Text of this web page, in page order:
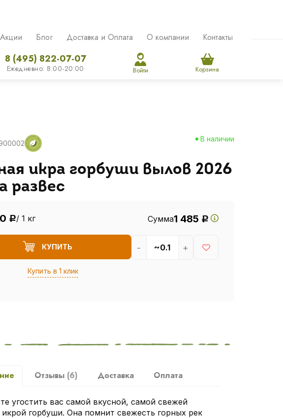
Акции Блог Доставка и Оплата О компании Контакты
8 (495) 822-07-07
Ежедневно: 8:00-20:00 Войти Корзина
В наличии
икра горбуши вылов 2026
развес
Р/ 1 кг Сумма1 485 Р
КУПИТЬ
Купить в 1 клик
- +
Отзывы (6) Доставка Оплата
угостить вас самой вкусной, самой свежей
икрой горбуши. Она помнит свежесть горных рек